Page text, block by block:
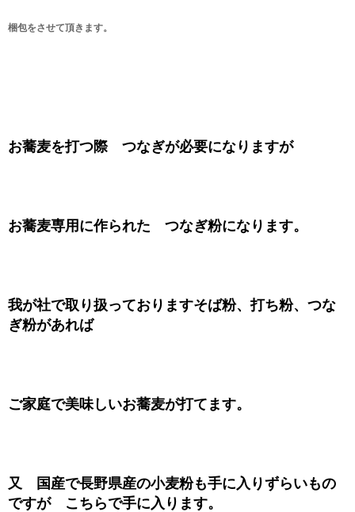
梱包をさせて頂きます。
お蕎麦を打つ際 つなぎが必要になりますが
お蕎麦専用に作られた つなぎ粉になります。
我が社で取り扱っておりますそば粉、打ち粉、つな
ぎ粉があれば
ご家庭で美味しいお蕎麦が打てます。
又 国産で長野県産の小麦粉も手に入りずらいもの
ですが こちらで手に入ります。